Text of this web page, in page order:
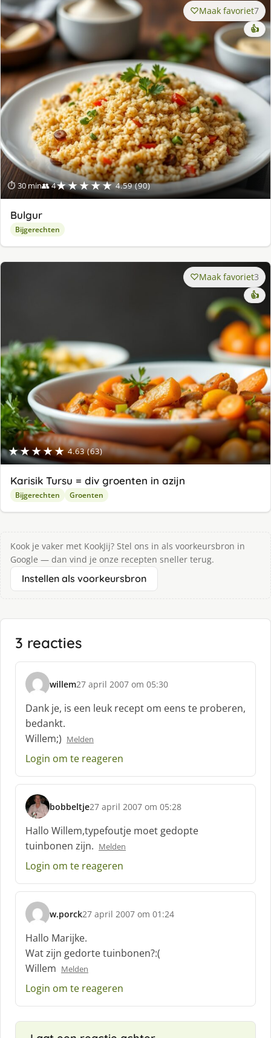
⏱ 30 min👥 4★★★★★ 4.59 (90)
Maak favoriet7
👍
Bulgur
Bijgerechten
★★★★★ 4.63 (63)
Maak favoriet3
👍
Karisik Tursu = div groenten in azijn
Bijgerechten Groenten
Kook je vaker met KookJij? Stel ons in als voorkeursbron in
Google — dan vind je onze recepten sneller terug.
Instellen als voorkeursbron
3 reacties
willem
s
c
h
r
e
e
:
27 april 2007 om 05:30
Dank je, is een leuk recept om eens te proberen,
bedankt.
Willem;) Melden
Login om te reageren
bobbeltje
s
c
h
r
e
f
27 april 2007 om 05:28
Hallo Willem,typefoutje moet gedopte
tuinbonen zijn. Melden
Login om te reageren
w.porck
s
c
h
r
e
e
:
27 april 2007 om 01:24
Hallo Marijke.
Wat zijn gedorte tuinbonen?:(
Willem Melden
Login om te reageren